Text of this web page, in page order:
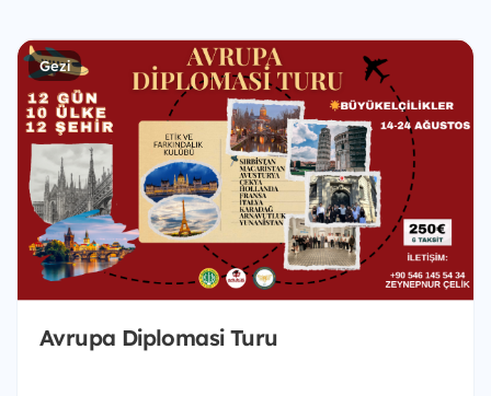
Gezi
Avrupa Diplomasi Turu